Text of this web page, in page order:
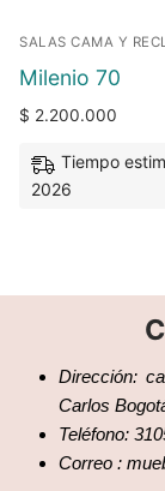
SALAS CAMA Y
Milenio 70
$ 2.200.000
Tiempo
2026
Dirección:
Carlos
Teléfono:
Correo :